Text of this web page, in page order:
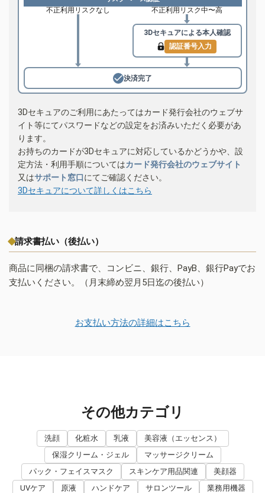
不正利用リスクなし 不正利用リスク中〜高
3Dセキュアによる本人確認
認証番号入力
決済完了
3Dセキュアのご利用にあたってはカード発行会社のウェブサ
イト等にてパスワードなどの設定をお済みいただく必要があ
ります。
お持ちのカードが3Dセキュアに対応しているかどうかや、設
定方法・利用手順についてはカード発行会社のウェブサイト
又はサポート窓口にてご確認ください。
3Dセキュアについて詳しくはこちら
請求書払い（後払い）
商品に同梱の請求書で、コンビニ、銀行、PayB、銀行Payでお
支払いください。（月末締め翌月5日迄の後払い）
お支払い方法の詳細はこちら
その他カテゴリ
洗顔 化粧水 乳液
美容液（エッセンス）
保湿クリーム・ジェル
マッサージクリーム
パック・フェイスマスク
スキンケア用品関連
美顔器
UVケア
原液 ハンドケア サロンツール
業務用機器